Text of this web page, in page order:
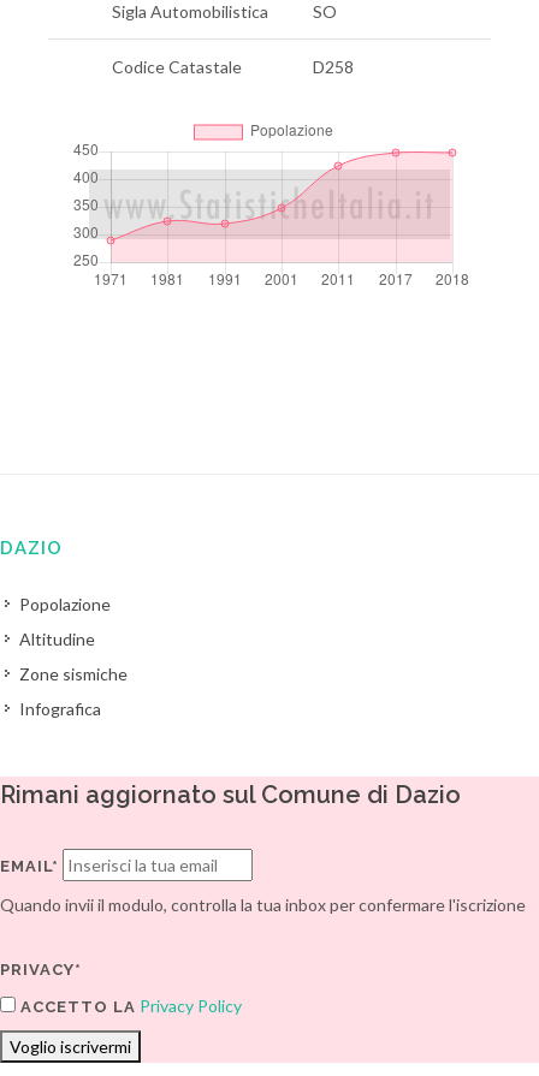
Sigla Automobilistica SO
Codice Catastale D258
DAZIO
Popolazione
Altitudine
Zone sismiche
Infografica
Rimani aggiornato sul Comune di Dazio
EMAIL*
Quando invii il modulo, controlla la tua inbox per confermare l'iscrizione
PRIVACY*
ACCETTO LA Privacy Policy
Voglio iscrivermi